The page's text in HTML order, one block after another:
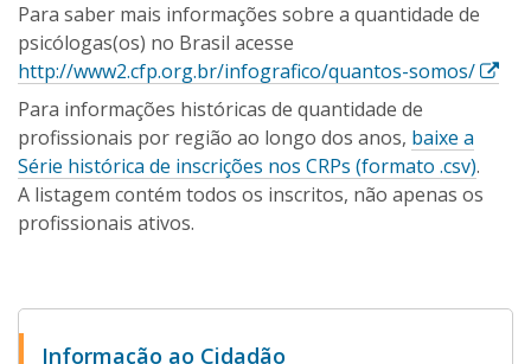
Para saber mais informações sobre a quantidade de
psicólogas(os) no Brasil acesse
http://www2.cfp.org.br/infografico/quantos-somos/
E
Para informações históricas de quantidade de
profissionais por região ao longo dos anos, baixe a
Série histórica de inscrições nos CRPs (formato .csv).
A listagem contém todos os inscritos, não apenas os
profissionais ativos.
Informação ao Cidadão